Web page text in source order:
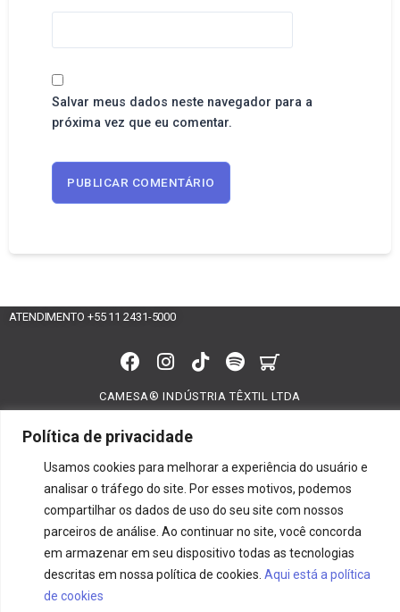
Política de privacidade
Usamos cookies para melhorar a experiência do usuário e
analisar o tráfego do site. Por esses motivos, podemos
compartilhar os dados de uso do seu site com nossos
parceiros de análise. Ao continuar no site, você concorda
em armazenar em seu dispositivo todas as tecnologias
descritas em nossa política de cookies. Aqui está a política
de cookies
Salvar meus dados neste navegador para a
próxima vez que eu comentar.
ATENDIMENTO +55 11 2431-5000
CAMESA® INDÚSTRIA TÊXTIL LTDA
2kwgvdxipqvvmqkyhm0ym4fnrj6iuq